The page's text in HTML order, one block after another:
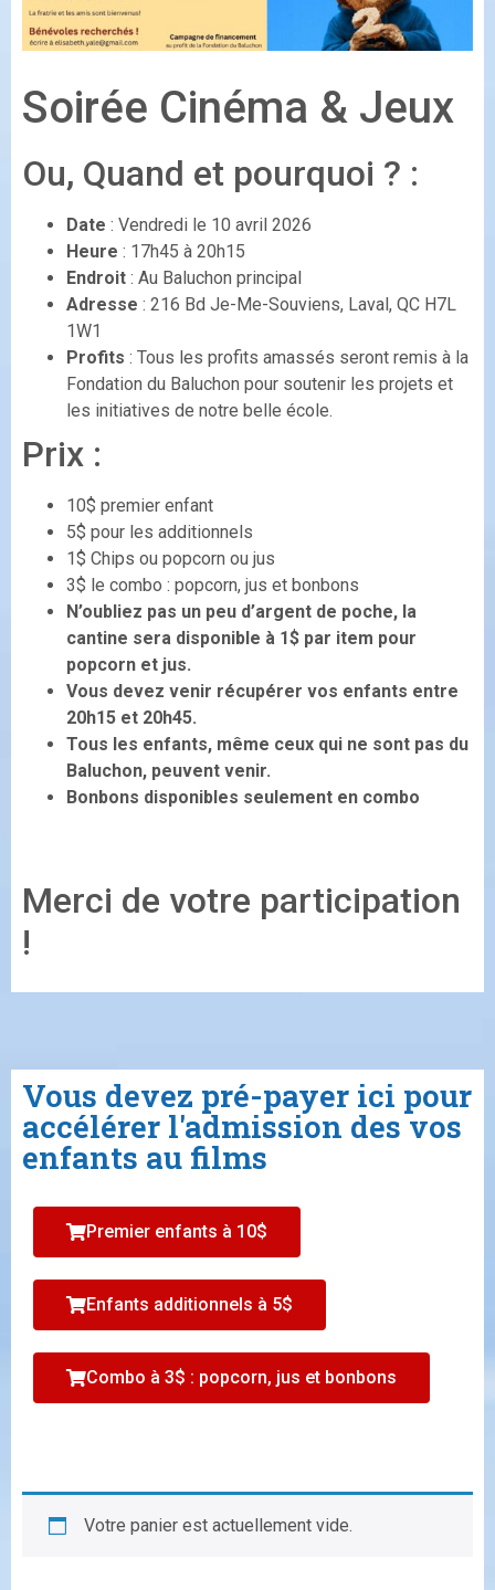
Soirée Cinéma & Jeux
Ou, Quand et pourquoi ? :
Date : Vendredi le 10 avril 2026
Heure : 17h45 à 20h15
Endroit : Au Baluchon principal
Adresse : 216 Bd Je-Me-Souviens, Laval, QC H7L
1W1
Profits : Tous les profits amassés seront remis à la
Fondation du Baluchon pour soutenir les projets et
les initiatives de notre belle école.
Prix :
10$ premier enfant
5$ pour les additionnels
1$ Chips ou popcorn ou jus
3$ le combo : popcorn, jus et bonbons
N’oubliez pas un peu d’argent de poche, la
cantine sera disponible à 1$ par item pour
popcorn et jus.
Vous devez venir récupérer vos enfants entre
20h15 et 20h45.
Tous les enfants, même ceux qui ne sont pas du
Baluchon, peuvent venir.
Bonbons disponibles seulement en combo
Merci de votre participation
!
Vous devez pré-payer ici pour
accélérer l'admission des vos
enfants au films
Premier enfants à 10$
Enfants additionnels à 5$
Combo à 3$ : popcorn, jus et bonbons
Votre panier est actuellement vide.